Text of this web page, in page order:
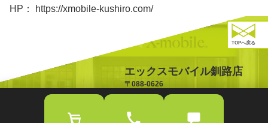
HP： https://xmobile-kushiro.com/
エックスモバイル釧路店
〒088-0626
北海道釧路郡釧路町桂5丁目3
OPEN:10:00-18:00
TOPへ戻る